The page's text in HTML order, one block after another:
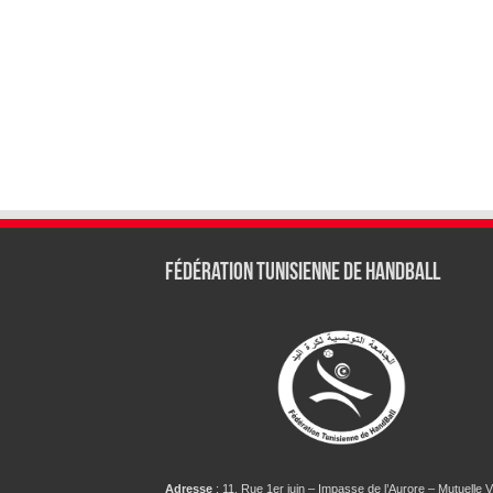
Fédération tunisienne de Handball
Adresse: 11, Rue 1er juin – Impasse de l’Aurore – Mutuelle